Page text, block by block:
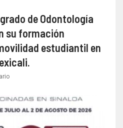
de Odontología
su formación
estudiantil en